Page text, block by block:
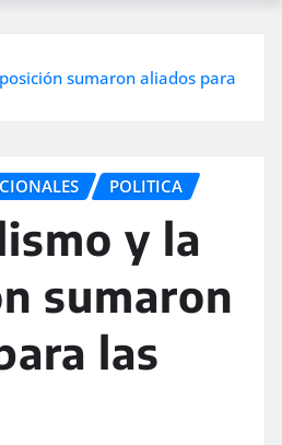
sumaron aliados para
POLITICA
y la
sumaron
las